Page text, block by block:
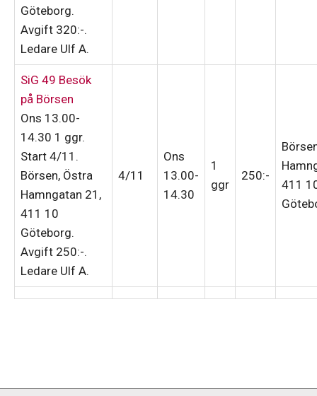
Göteborg.
Avgift 320:-.
Ledare Ulf A.
SiG 49 Besök
på Börsen
Ons 13.00-
14.30 1 ggr.
Start 4/11 .
Börsen, Östra
Hamngatan 21,
411 10
Göteborg.
Avgift 250:-.
Ledare Ulf A.
4/11
Ons
13.00-
14.30
1
ggr
250:-
411